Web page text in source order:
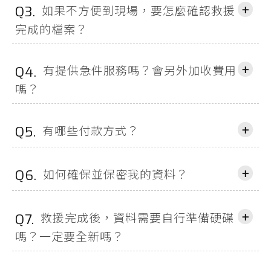
Q3. 如果不方便到現場，要怎麼確認救援
完成的檔案？
+
Q4. 有提供急件服務嗎？會另外加收費用
嗎？
+
Q5. 有哪些付款方式？ +
Q6. 如何確保並保密我的資料？ +
Q7. 救援完成後，資料需要自行準備硬碟
嗎？一定要全新嗎？
+